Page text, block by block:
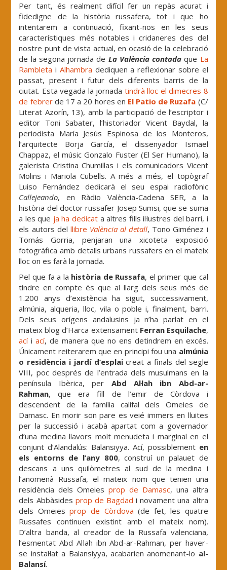
Per tant, és realment difícil fer un repàs acurat i
fidedigne de la història russafera, tot i que ho
intentarem a continuació, fixant-nos en les seus
característiques més notables i cridaneres des del
nostre punt de vista actual, en ocasió de la celebració
de la segona jornada de La València contada que La
Rambleta i Alhambra dediquen a reflexionar sobre el
passat, present i futur dels diferents barris de la
ciutat. Esta vegada la jornada tindrà lloc el dimecres 8
de febrerde 17 a 20 hores en El Patio de Ruzafa (C/
Literat Azorín, 13), amb la participació de l’escriptor i
editor Toni Sabater, l’historiador Vicent Baydal, la
periodista María Jesús Espinosa de los Monteros,
l’arquitecte Borja García, el dissenyador Ismael
Chappaz, el músic Gonzalo Fuster (El Ser Humano), la
galerista Cristina Chumillas i els comunicadors Vicent
Molins i Mariola Cubells. A més a més, el topògraf
Luiso Fernández dedicarà el seu espai radiofònic
Callejeando, en Ràdio València-Cadena SER, a la
història del doctor russafer Josep Sumsi, que se suma
a les que ja ha dedicata altres fills il·lustres del barri, i
els autors del llibre València al detall, Tono Giménez i
Tomás Gorria, penjaran una xicoteta exposició
fotogràfica amb detalls urbans russafers en el mateix
lloc on es farà la jornada.
Pel que fa a la història de Russafa, el primer que cal
tindre en compte és que al llarg dels seus més de
1.200 anys d’existència ha sigut, successivament,
almúnia, alqueria, lloc, vila o poble i, finalment, barri.
Dels seus orígens andalusins ja n’ha parlat en el
mateix blog d’Harca extensament Ferran Esquilache,
acíiací, de manera que no ens detindrem en excés.
Únicament reiterarem que en principi fou una almúnia
o residència i jardí d’esplaicreat a finals del segle
VIII, poc després de l’entrada dels musulmans en la
península Ibèrica, per Abd Al·lah ibn Abd-ar-
Rahman, que era fill de l’emir de Còrdova i
descendent de la família califal dels Omeies de
Damasc. En morir son pare es veié immers en lluites
per la successió i acabà apartat com a governador
d’una medina llavors molt menudeta i marginal en el
conjunt d’Alandalús: Balansiyya. Ací, possiblement en
els entorns de l’any 800, construí un palauet de
descans a uns quilòmetres al sud de la medina i
l’anomenà Russafa, el mateix nom que tenien una
residència dels Omeiesprop de Damasc, una altra
dels Abbàsides prop de Bagdad i novament una altra
dels Omeiesprop de Còrdova (de fet, les quatre
Russafes continuen existint amb el mateix nom).
D’altra banda, al creador de la Russafa valenciana,
l’esmentat Abd Al·lah ibn Abd-ar-Rahman, per haver-
se instal·lat a Balansiyya, acabarien anomenant-lo al-
Balansí.